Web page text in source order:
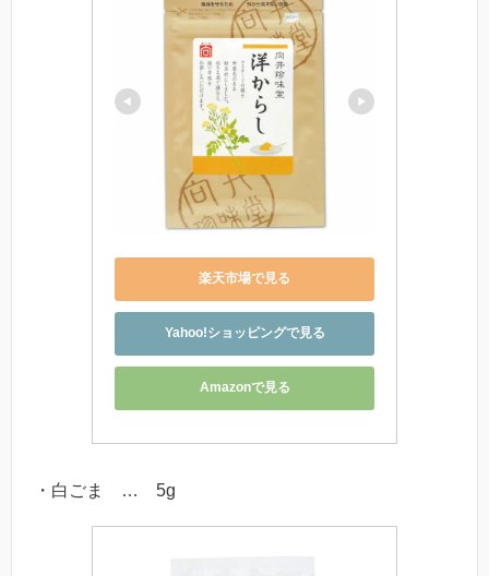
楽天市場で見る
Yahoo!ショッピングで見る
Amazonで見る
・白ごま … 5g